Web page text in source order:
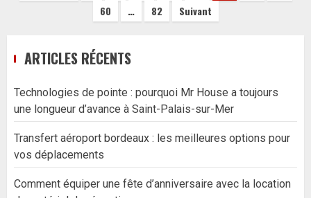
publications
60
… 82 Suivant
ARTICLES RÉCENTS
Technologies de pointe : pourquoi Mr House a toujours
une longueur d’avance à Saint-Palais-sur-Mer
Transfert aéroport bordeaux : les meilleures options pour
vos déplacements
Comment équiper une fête d’anniversaire avec la location